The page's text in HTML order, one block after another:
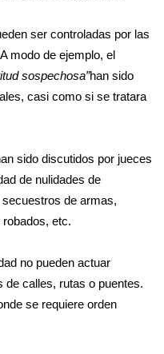
ser controladas por las
modo de ejemplo, el
sospechosa”han sido
casi como si se tratara
sido discutidos por jueces
de nulidades de
de armas,
etc.
no pueden actuar
de calles, rutas o puentes.
se requiere orden